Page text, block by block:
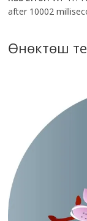
after 10002
Өнөктөш